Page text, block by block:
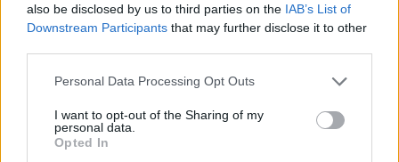
also be disclosed by us to third parties on the IAB’s List of
Downstream Participants that may further disclose it to other
Please note that this website/app uses one or more Google
not limited to your visit or usage behaviour. You may click to
grant or deny consent to Google and its third-party tags to
use your data for below specified purposes in below Google
Personal Data Processing Opt Outs
I want to opt-out of the Sharing of my
personal data.
Opted In
Mrs. Patterson szinte mindent rám hagyott. A házat, a
Nem a gyerekeire, nem az unokáira. Rám.
A kirobbanó düh azonnal elárasztotta a szobát.